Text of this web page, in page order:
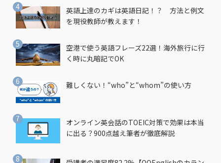
英語上達のカギは英語日記！？ 方法と例文
を現役教師が教えます！
空港で使う英語フレーズ22選！海外旅行に行
く時に丸暗記でOK
難しくない！“who”と“whom”の使い方
オンライン英会話のTOEIC対策で効果は本当
に出る？900点越え筆者が徹底解説